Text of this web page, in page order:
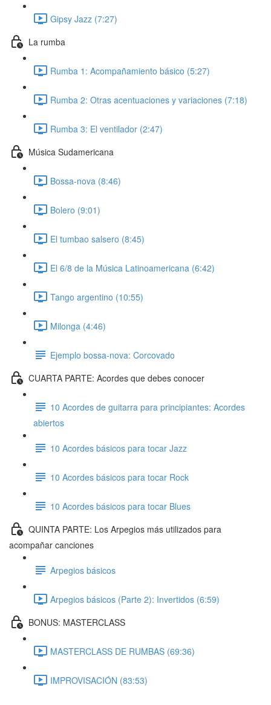
Gipsy Jazz (7:27)
La rumba
Rumba 1: Acompañamiento básico (5:27)
Rumba 2: Otras acentuaciones y variaciones (7:18)
Rumba 3: El ventilador (2:47)
Música Sudamericana
Bossa-nova (8:46)
Bolero (9:01)
El tumbao salsero (8:45)
El 6/8 de la Música Latinoamericana (6:42)
Tango argentino (10:55)
Milonga (4:46)
Ejemplo bossa-nova: Corcovado
CUARTA PARTE: Acordes que debes conocer
10 Acordes de guitarra para principiantes: Acordes
abiertos
10 Acordes básicos para tocar Jazz
10 Acordes básicos para tocar Rock
10 Acordes básicos para tocar Blues
QUINTA PARTE: Los Arpegios más utilizados para
acompañar canciones
Arpegios básicos
Arpegios básicos (Parte 2): Invertidos (6:59)
BONUS: MASTERCLASS
MASTERCLASS DE RUMBAS (69:36)
IMPROVISACIÓN (83:53)